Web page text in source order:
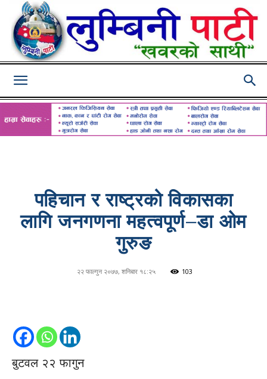
पहिचान र राष्ट्रको विकासका
लागि जनगणना महत्वपूर्ण–डा ओम
गुरुङ
२२ फाल्गुन २०७७, शनिबार १८:२५ 103
बुटवल २२ फागुन